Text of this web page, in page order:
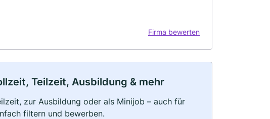
Firma bewerten
Teilzeit, Ausbildung & mehr
zur Ausbildung oder als Minijob – auch für
filtern und bewerben.